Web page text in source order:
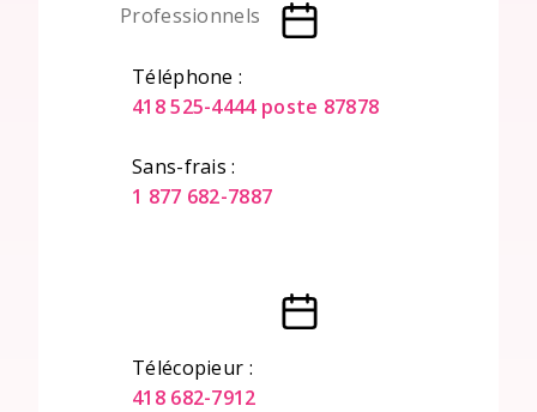
Professionnels
Téléphone :
418 525-4444 poste 87878
Sans-frais :
1 877 682-7887
Télécopieur :
418 682-7912